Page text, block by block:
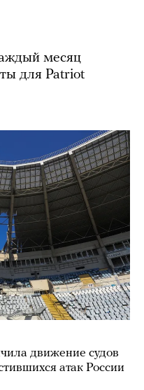
месяц
для Patriot
движение судов
атак России